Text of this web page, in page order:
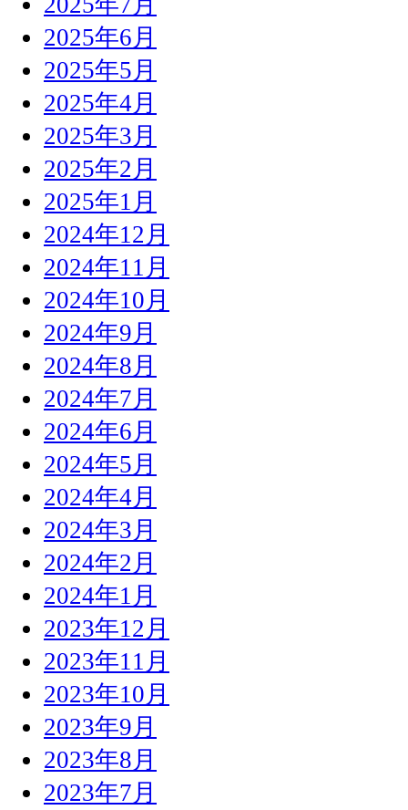
2025年6月
2025年5月
2025年4月
2025年3月
2025年2月
2025年1月
2024年12月
2024年11月
2024年10月
2024年9月
2024年8月
2024年7月
2024年6月
2024年5月
2024年4月
2024年3月
2024年2月
2024年1月
2023年12月
2023年11月
2023年10月
2023年9月
2023年8月
2023年7月